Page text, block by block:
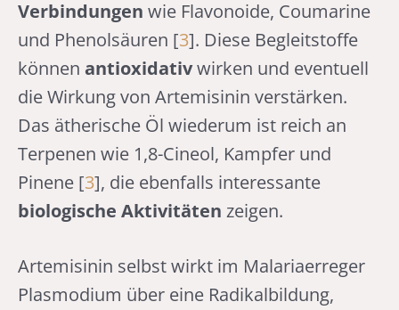
Verbindungen wie Flavonoide, Coumarine
und Phenolsäuren [3]. Diese Begleitstoffe
können antioxidativwirken und eventuell
die Wirkung von Artemisinin verstärken.
Das ätherische Öl wiederum ist reich an
Terpenen wie 1,8-Cineol, Kampfer und
Pinene [3], die ebenfalls interessante
biologische Aktivitäten zeigen.
Artemisinin selbst wirkt im Malariaerreger
Plasmodium über eine Radikalbildung,